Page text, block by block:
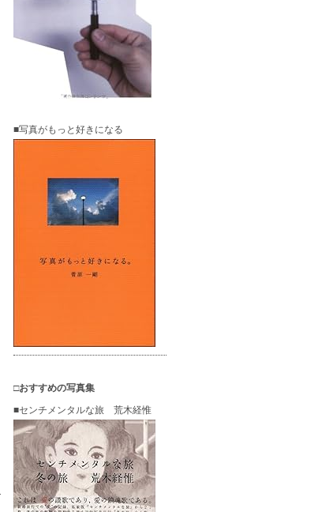
■写真がもっと好きになる
□おすすめの写真集
■センチメンタルな旅 荒木経惟